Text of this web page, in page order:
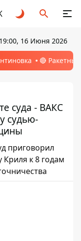
19:00, 16 Июня 2026
🔴
суда - ВАКС
судью-
приговорил
Криля к 8 годам